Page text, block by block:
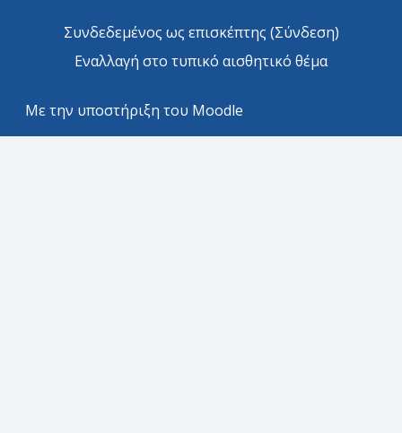
Συνδεδεμένος ως επισκέπτης (Σύνδεση)
Εναλλαγή στο τυπικό αισθητικό θέμα
Με την υποστήριξη του Moodle